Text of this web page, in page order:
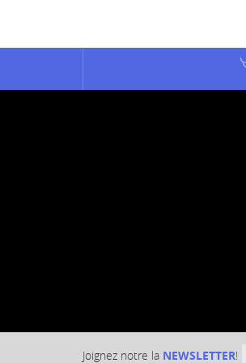
Joignez notre la NEWSLETTER!